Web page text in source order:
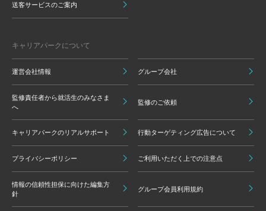
送客サービスのご案内
キャリアパークについて
運営会社情報 グループ会社
監修責任者から就活生のみなさま
へ
監修のご依頼
キャリアパークのリアルサポート 行動ターゲティング広告について
プライバシーポリシー ご利用いただく上での注意点
情報の信頼性担保に向けた編集方
針
グループ会員利用規約